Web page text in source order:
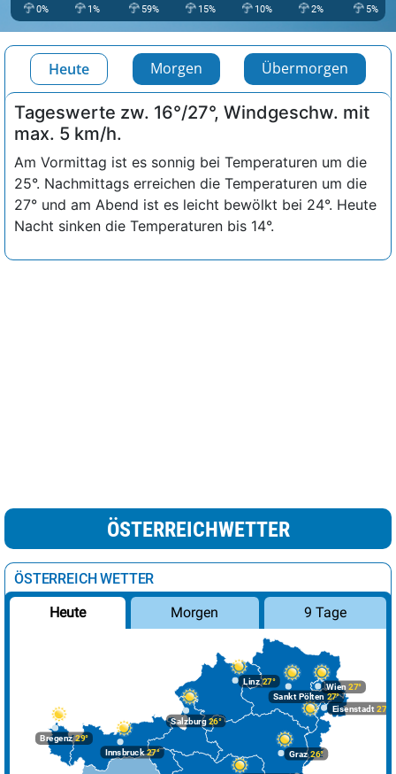
0% 1% 59% 15% 10% 2% 5%
Heute Morgen Übermorgen
Tageswerte zw. 16°/27°, Windgeschw. mit
max. 5 km/h.
Am Vormittag ist es sonnig bei Temperaturen um die
25°. Nachmittags erreichen die Temperaturen um die
27° und am Abend ist es leicht bewölkt bei 24°. Heute
Nacht sinken die Temperaturen bis 14°.
ÖSTERREICHWETTER
ÖSTERREICH WETTER
Heute Morgen 9 Tage
Bregenz29°
Graz26°
Innsbruck27°
Linz27°
Salzburg26°
Wien 27°
Eisenstadt 27°
Sankt Pölten27°